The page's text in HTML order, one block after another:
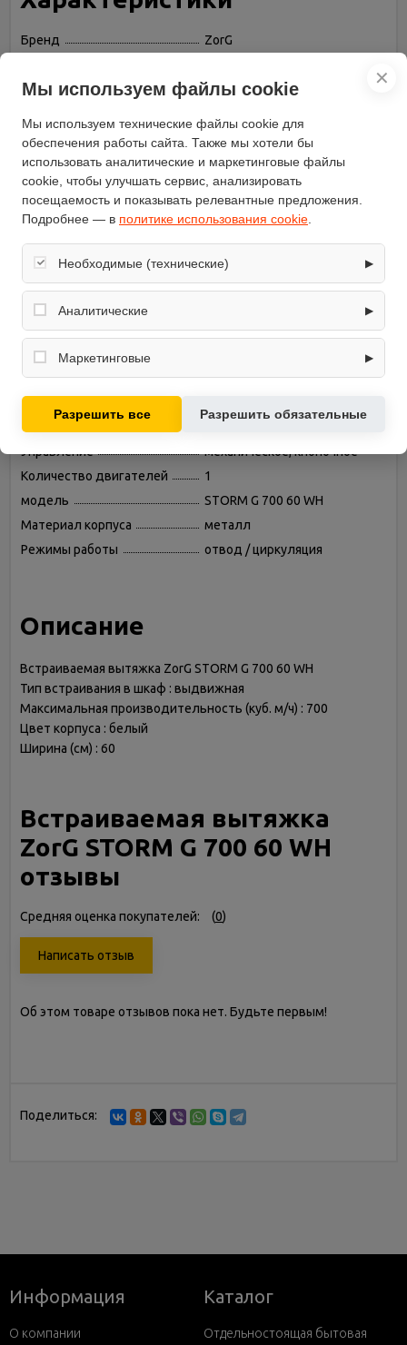
Бренд
ZorG
Тип встраивания в шкаф
выдвижная
производительность (куб. м/
ч)
700
Высота (см)
17.8
Антивозвратный клапан
есть
Установка
встраиваемая в шкаф
Диаметр патрубка
150
Цвет корпуса
белый
Освещение
Интенсивный режим
нет
Мощность двигателя (Вт)
Фильтр
жировой
Количество скоростей
Ширина (см)
Управление
механическое, кнопочное
Количество двигателей
1
модель
STORM G 700 60 WH
Материал корпуса
металл
Режимы работы
отвод / циркуляция
Описание
Встраиваемая вытяжка ZorG STORM G 700 60 WH
Тип встраивания в шкаф : выдвижная
Максимальная производительность (куб. м/ч) : 700
Цвет корпуса : белый
Ширина (см) : 60
Встраиваемая вытяжка
ZorG STORM G 700 60 WH
отзывы
Средняя оценка покупателей: (0)
Написать отзыв
Об этом товаре отзывов пока нет. Будьте первым!
Поделиться:
Информация
О компании
Каталог
Отдельностоящая бытовая
✕
Мы используем файлы cookie
Мы используем технические файлы cookie для
обеспечения работы сайта. Также мы хотели бы
использовать аналитические и маркетинговые файлы
cookie, чтобы улучшать сервис, анализировать
посещаемость и показывать релевантные предложения.
Подробнее — в политике использования cookie
Необходимые (технические) ▶
Обеспечивают корректную работу сайта: оформление
заказа, корзина, вход в личный кабинет. Без них основные
Аналитические ▶
Собирают обезличенную информацию о посещениях и
использовании сайта (например, счётчики аналитики),
Маркетинговые ▶
предложений на основе ваших интересов.
Разрешить все Разрешить обязательные